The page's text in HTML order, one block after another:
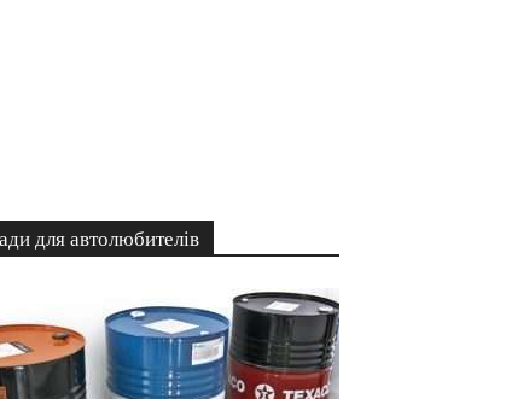
для автолюбителів